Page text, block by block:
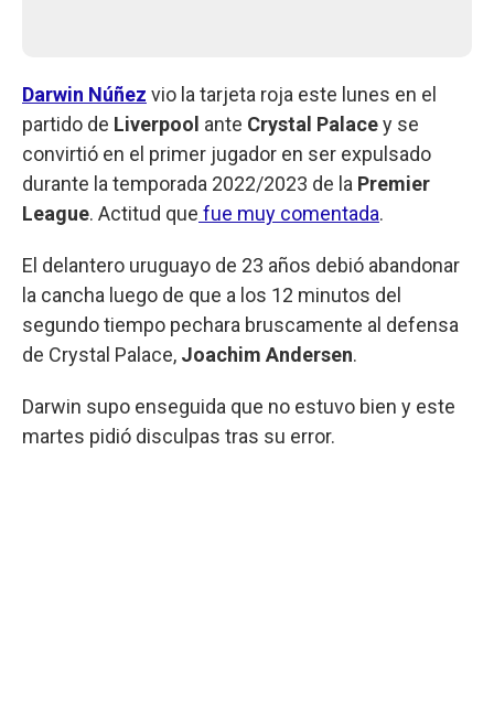
Darwin Núñez vio la tarjeta roja este lunes en el
partido de Liverpool ante Crystal Palacey se
convirtió en el primer jugador en ser expulsado
durante la temporada 2022/2023 de la Premier
League. Actitud que fue muy comentada.
El delantero uruguayo de 23 años debió abandonar
la cancha luego de que a los 12 minutos del
segundo tiempo pechara bruscamente al defensa
de Crystal Palace, Joachim Andersen.
Darwin supo enseguida que no estuvo bien y este
martes pidió disculpas tras su error.